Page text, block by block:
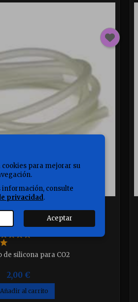
SILICONA 2M. BLAU
de silicona para CO2
2,00 €
Añadir al carrito
para mejorar su
información, consulte
privacidad.
Aceptar